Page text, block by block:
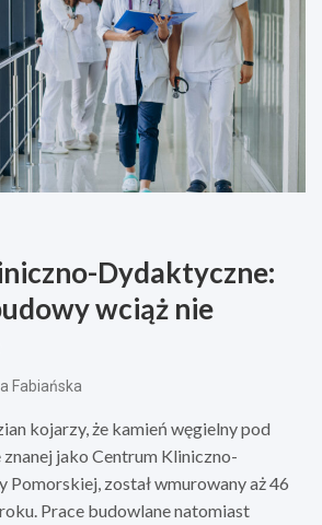
Dydaktyczne:
wciąż nie
Fabiańska
kojarzy, że kamień węgielny pod
jako Centrum Kliniczno-
Pomorskiej, został wmurowany aż 46
Prace budowlane natomiast